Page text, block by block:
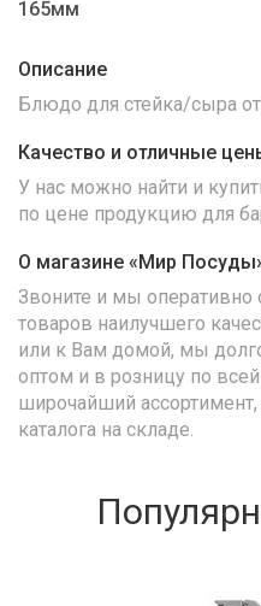
165мм
Описание
Блюдо для стейка/сыра
Качество и отличные
У нас можно найти и
по цене продукцию для
О магазине «Мир
Звоните и мы оперативно
товаров наилучшего
или к Вам домой, мы
оптом и в розницу по
широчайший
каталога на складе.